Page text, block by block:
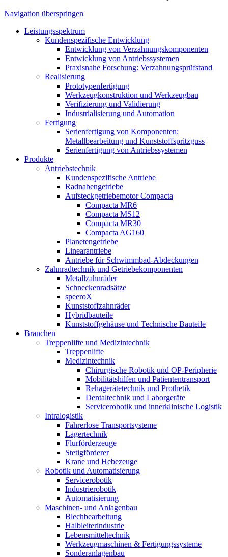
Navigation überspringen
Leistungsspektrum
Kundenspezifische Entwicklung
Entwicklung von Verzahnungskomponenten
Entwicklung von Antriebssystemen
Praxisnahe Forschung: Verzahnungsprüfstand
Realisierung
Prototypenfertigung
Werkzeugkonstruktion und Werkzeugbau
Verifizierung und Validierung
Industrialisierung und Automation
Fertigung
Serienfertigung von Komponenten:
Metallbearbeitung und Kunststoffspritzguss
Serienfertigung von Antriebssystemen
Produkte
Antriebstechnik
Kundenspezifische Antriebe
Radnabengetriebe
Aufsteckgetriebemotor Compacta
Compacta MR6
Compacta MS12
Compacta MR30
Compacta AG160
Planetengetriebe
Linearantriebe
Antriebe für Schwimmbad-Abdeckungen
Zahnradtechnik und Getriebekomponenten
Metallzahnräder
Schneckenradsätze
speeroX
Kunststoffzahnräder
Hybridbauteile
Kunststoffgehäuse und Technische Bauteile
Branchen
Treppenlifte und Medizintechnik
Treppenlifte
Medizintechnik
Chirurgische Robotik und OP-Peripherie
Mobilitätshilfen und Patiententransport
Rehagerätetechnik und Prothetik
Dentaltechnik und Laborgeräte
Servicerobotik und innerklinische Logistik
Intralogistik
Fahrerlose Transportsysteme
Lagertechnik
Flurförderzeuge
Stetigförderer
Krane und Hebezeuge
Robotik und Automatisierung
Servicerobotik
Industrierobotik
Automatisierung
Maschinen- und Anlagenbau
Blechbearbeitung
Halbleiterindustrie
Lebensmitteltechnik
Werkzeugmaschinen & Fertigungssysteme
Sonderanlagenbau